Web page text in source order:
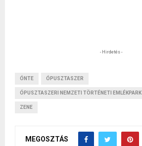
- Hirdetés -
ÓNTE ÓPUSZTASZER
ÓPUSZTASZERI NEMZETI TÖRTÉNETI EMLÉKPARK
ZENE
MEGOSZTÁS